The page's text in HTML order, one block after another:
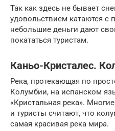
Так как здесь не бывает
удовольствием катаются с
небольшие деньги дают
покататься туристам.
Каньо-Кристалес.
Река, протекающая по
Колумбии, на испанском
«Кристальная река».
и туристы считают, что
самая красивая река мира.